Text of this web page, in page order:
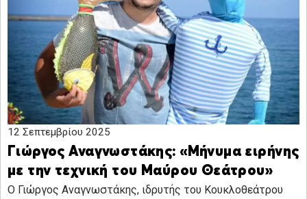
12 Σεπτεμβρίου 2025
Γιώργος Αναγνωστάκης: «Μήνυμα ειρήνης
με την τεχνική του Μαύρου Θεάτρου»
Ο Γιώργος Αναγνωστάκης, ιδρυτής του Κουκλοθεάτρου